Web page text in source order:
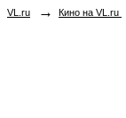
VL.ru → Кино на VL.ru